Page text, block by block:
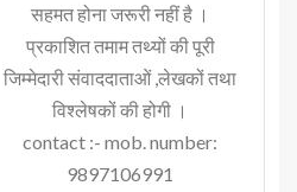
सहमत होना जरूरी नहीं है ।
प्रकाशित तमाम तथ्यों की पूरी
जिम्मेदारी संवाददाताओं ,लेखकों तथा
विश्लेषकों की होगी ।
contact :- mob. number:
9897106991